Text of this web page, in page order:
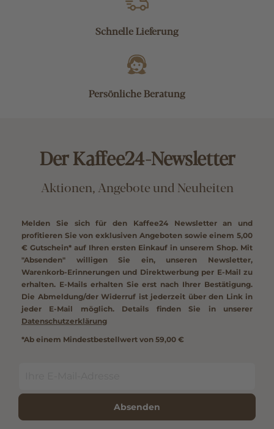
Schnelle Lieferung
Persönliche Beratung
Der Kaffee24-Newsletter
Aktionen, Angebote und Neuheiten
Melden Sie sich für den Kaffee24 Newsletter an und
profitieren Sie von exklusiven Angeboten sowie einem 5,00
€ Gutschein* auf Ihren ersten Einkauf in unserem Shop. Mit
"Absenden" willigen Sie ein, unseren Newsletter,
Warenkorb-Erinnerungen und Direktwerbung per E-Mail zu
erhalten. E-Mails erhalten Sie erst nach Ihrer Bestätigung.
Die Abmeldung/der Widerruf ist jederzeit über den Link in
jeder E-Mail möglich. Details finden Sie in unserer
Datenschutzerklärung
*Ab einem Mindestbestellwert von 59,00 €
Absenden